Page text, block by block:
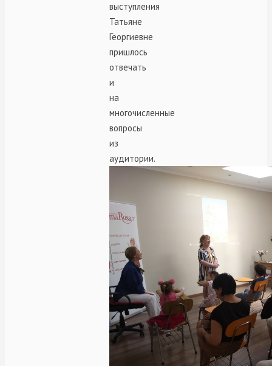
выступления
Татьяне
Георгиевне
пришлось
отвечать
и
на
многочисленные
вопросы
из
аудитории.